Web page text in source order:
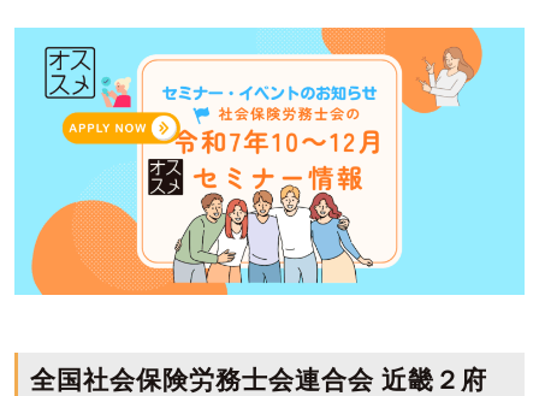
全国社会保険労務士会連合会 近畿２府